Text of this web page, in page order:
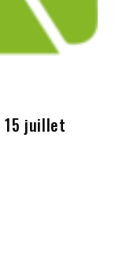
15 juillet